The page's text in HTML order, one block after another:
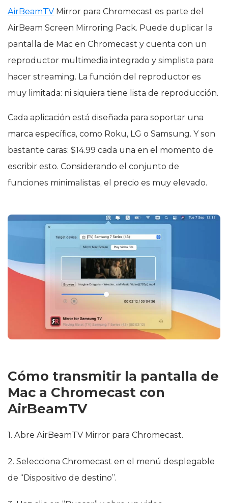
AirBeamTV Mirror para Chromecast es parte del
AirBeam Screen Mirroring Pack. Puede duplicar la
pantalla de Mac en Chromecast y cuenta con un
reproductor multimedia integrado y simplista para
hacer streaming. La función del reproductor es
muy limitada: ni siquiera tiene lista de reproducción.
Cada aplicación está diseñada para soportar una
marca específica, como Roku, LG o Samsung. Y son
bastante caras: $14.99 cada una en el momento de
escribir esto. Considerando el conjunto de
funciones minimalistas, el precio es muy elevado.
Cómo transmitir la pantalla de
Mac a Chromecast con
AirBeamTV
1. Abre AirBeamTV Mirror para Chromecast.
2. Selecciona Chromecast en el menú desplegable
de “Dispositivo de destino”.